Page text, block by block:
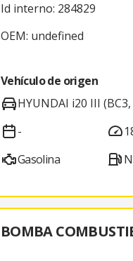
Id interno: 284829
OEM: undefined
Vehículo de origen
HYUNDAI i20 III
-
Gasolina
BOMBA